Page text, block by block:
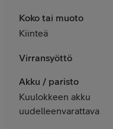
Koko tai muoto
Kiinteä
Virransyöttö
Akku / paristo
Kuulokkeen akku
uudelleenvarattava